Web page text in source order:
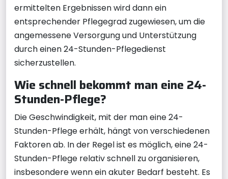
ermittelten Ergebnissen wird dann ein
entsprechender Pflegegrad zugewiesen, um die
angemessene Versorgung und Unterstützung
durch einen 24-Stunden-Pflegedienst
sicherzustellen.
Wie schnell bekommt man eine 24-
Stunden-Pflege?
Die Geschwindigkeit, mit der man eine 24-
Stunden-Pflege erhält, hängt von verschiedenen
Faktoren ab. In der Regel ist es möglich, eine 24-
Stunden-Pflege relativ schnell zu organisieren,
insbesondere wenn ein akuter Bedarf besteht. Es